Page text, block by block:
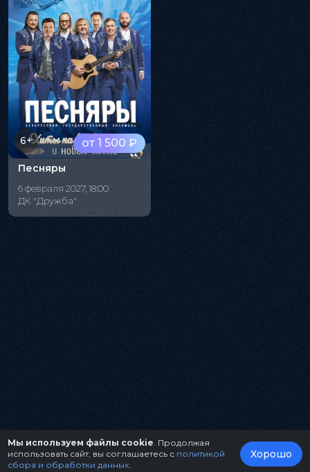
от 1 500 ₽
6+
Песняры
6 февраля 2027, 18:00
ДК "Дружба"
Мы используем файлы cookie . Продолжая
использовать сайт, вы соглашаетесь с политикой
сбора и обработки данных
Хорошо